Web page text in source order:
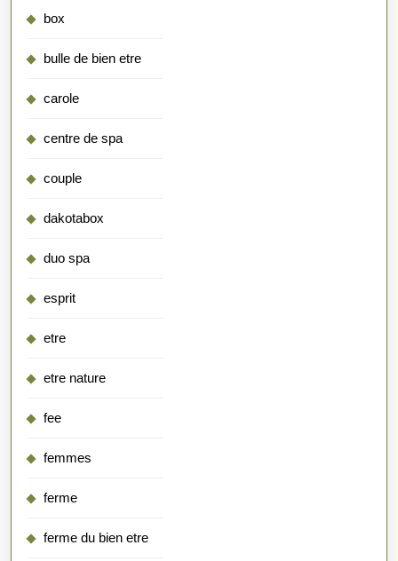
box
bulle de bien etre
carole
centre de spa
couple
dakotabox
duo spa
esprit
etre
etre nature
fee
femmes
ferme
ferme du bien etre